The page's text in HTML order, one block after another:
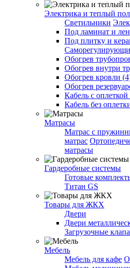
Электрика и теплый пол
Светильники
Под ламинат и
Под плитку и
Обогрев
Обогрев внутри
Обогрев кровли
Обогрев
Кабель с оплеткой
Кабель без
Матрасы
Матрас с
матрас
матрасы
Гардеробные системы
Готовые
Титан GS
Товары для ЖКХ
Двери
Двери
Загрузочные
Мебель
Мебель для кафе